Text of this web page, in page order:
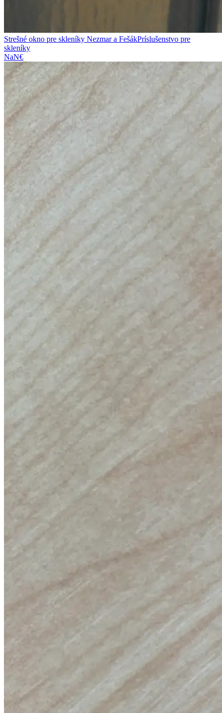
Strešné okno pre skleníky Nezmar a FešákPríslušenstvo pre
skleníky
NaN€